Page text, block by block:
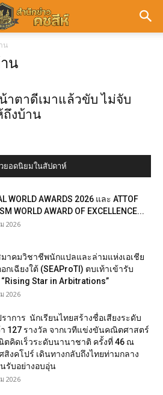
น
น
าตาดีเมาแล้วขับ ไม่จับ
ถึงบ้าน
ยอดนิยมในสัปดาห์
WORLD AWARDS 2026 และ ATTOF
WORLD AWARD OF EXCELLENCE...
2026
าคมวิชาชีพนักแปลและล่ามแห่งเอเชีย
กเฉียงใต้ (SEAProTI) ตบเท้าเข้ารับ
Star in Arbitrations”
2026
าการ นักเรียนไทยสร้างชื่อเสียงระดับ
127 รางวัล จากเวทีแข่งขันคณิตศาสตร์
คิดเร็วระดับนานาชาติ ครั้งที่ 46 ณ
สิงคโปร์ เดินทางกลับถึงไทยท่ามกลาง
รับอย่างอบอุ่น
2026